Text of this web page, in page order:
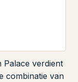
Palace verdient
combinatie van